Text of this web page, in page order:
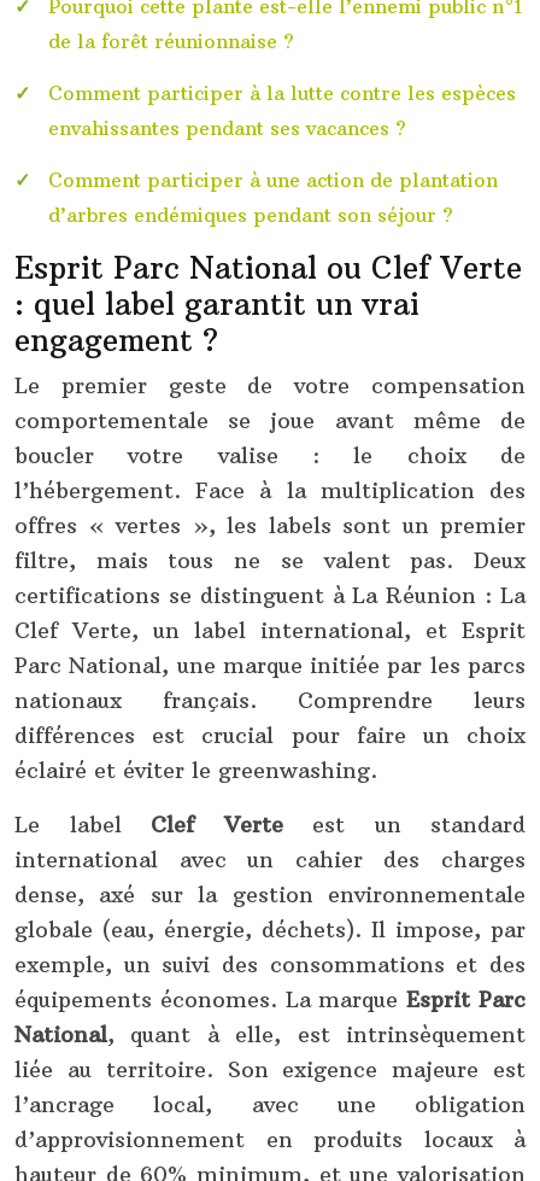
Pourquoi cette plante est-elle l’ennemi public n°1
de la forêt réunionnaise ?
Comment participer à la lutte contre les espèces
envahissantes pendant ses vacances ?
Comment participer à une action de plantation
d’arbres endémiques pendant son séjour ?
Esprit Parc National ou Clef Verte
: quel label garantit un vrai
engagement ?
Le premier geste de votre compensation
comportementale se joue avant même de
boucler votre valise : le choix de
l’hébergement. Face à la multiplication des
offres « vertes », les labels sont un premier
filtre, mais tous ne se valent pas. Deux
certifications se distinguent à La Réunion : La
Clef Verte, un label international, et Esprit
Parc National, une marque initiée par les parcs
nationaux français. Comprendre leurs
différences est crucial pour faire un choix
éclairé et éviter le greenwashing.
Le label Clef Verteest un standard
international avec un cahier des charges
dense, axé sur la gestion environnementale
globale (eau, énergie, déchets). Il impose, par
exemple, un suivi des consommations et des
équipements économes. La marqueEsprit Parc
National, quant à elle, est intrinsèquement
liée au territoire. Son exigence majeure est
l’ancrage local, avec une obligation
d’approvisionnement en produits locaux à
hauteur de 60% minimum, et une valorisation